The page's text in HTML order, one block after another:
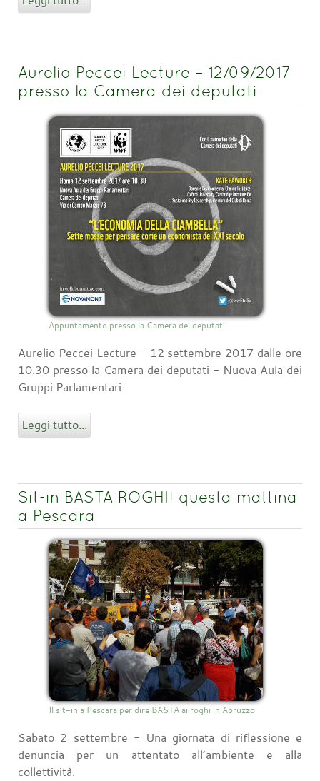
Aurelio Peccei Lecture – 12/09/2017
presso la Camera dei deputati
Appuntamento presso la Camera dei deputati
Aurelio Peccei Lecture – 12 settembre 2017 dalle ore
10.30 presso la Camera dei deputati - Nuova Aula dei
Gruppi Parlamentari
Leggi tutto...
Sit-in BASTA ROGHI! questa mattina
a Pescara
Il sit-in a Pescara per dire BASTA ai roghi in Abruzzo
Sabato 2 settembre - Una giornata di riflessione e
denuncia per un attentato all’ambiente e alla
collettività.